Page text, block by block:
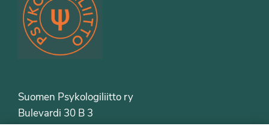
Suomen Psykologiliitto ry
Bulevardi 30 B 3